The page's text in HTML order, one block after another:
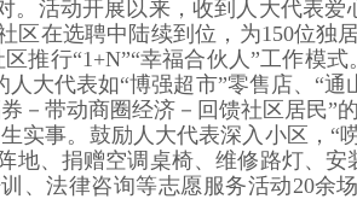
。活动开展以来，收到人大代表
区在选聘中陆续到位，为150位
推行“1+N”“幸福合伙人”工作模
大代表如“博强超市”零售店、“
－带动商圈经济－回馈社区居民”的
实事。鼓励人大代表深入小区，
地、捐赠空调桌椅、维修路灯、
、法律咨询等志愿服务活动20